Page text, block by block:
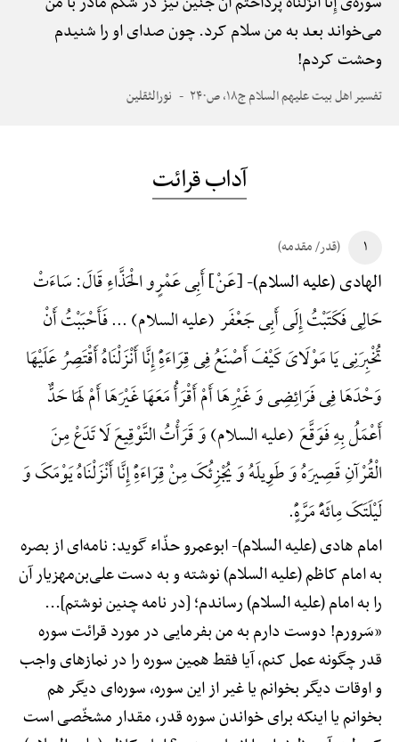
می‌خواند بعد به من سلام کرد. چون صدای او را شنیدم
وحشت کردم!
تفسیر اهل بیت علیهم السلام ج۱۸، ص۲۴۰ نورالثقلین
آداب قرائت
۱ (قدر/ مقدمه)
الهادی (علیه السلام)-{عَنْ} أَبِی عَمْرٍو الْحَذَّاءِ قَالَ: سَاءَتْ
حَالِی فَکَتَبْتُ إِلَی أَبِی جَعْفَر (علیه السلام) ... فَأَحْبَبْتُ أَنْ
تُخْبِرَنِی یَا مَوْلَایَ کَیْفَ أَصْنَعُ فِی قِرَاءَهًِْ إِنَّا أَنْزَلْنَاهُ أَقْتَصِرُ عَلَیْهَا
وَحْدَهَا فِی فَرَائِضِی وَ غَیْرِهَا أَمْ أَقْرَأُ مَعَهَا غَیْرَهَا أَمْ لَهَا حَدٌّ
أَعْمَلُ بِهِ فَوَقَّعَ (علیه السلام) وَ قَرَأْتُ التَّوْقِیعَ لَا تَدَعْ مِنَ
الْقُرْآنِ قَصِیرَهُ وَ طَوِیلَهُ وَ یُجْزِئُکَ مِنْ قِرَاءَهًِْ إِنَّا أَنْزَلْنَاهُ یَوْمَکَ وَ
لَیْلَتَکَ مِائَهًَْ مَرَّهًٍْ.
امام هادی (علیه السلام)-ابوعمرو حذّاء گوید: نامه‌ای از بصره
به امام کاظم (علیه السلام) نوشته و به دست علی‌بن‌مهزیار آن
را به امام (علیه السلام) رساندم؛ [در نامه چنین نوشتم]...
«سَرورم! دوست دارم به من بفرمایی در مورد قرائت سوره
قدر چگونه عمل کنم، آیا فقط همین سوره را در نمازهای واجب
و اوقات دیگر بخوانم یا غیر از این سوره، سوره‌ای دیگر هم
بخوانم یا اینکه برای خواندن سوره قدر، مقدار مشخّصی است